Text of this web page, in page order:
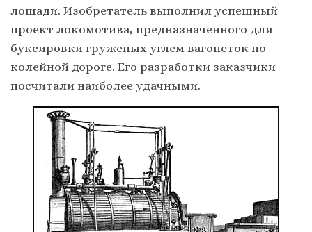
лошади. Изобретатель выполнил успешный
проект локомотива, предназначенного для
буксировки груженых углем вагонеток по
колейной дороге. Его разработки заказчики
посчитали наиболее удачными.